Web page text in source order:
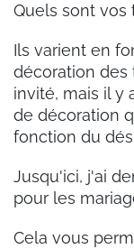
Quels sont vos
Ils varient en
décoration des
invité, mais il y
de décoration
fonction du
Jusqu'ici, j'ai
pour les
Cela vous